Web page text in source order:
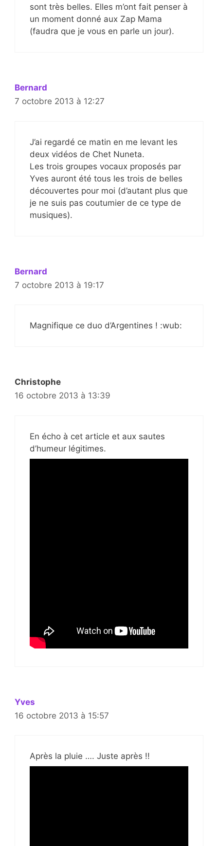
sont très belles. Elles m’ont fait penser à
un moment donné aux Zap Mama
(faudra que je vous en parle un jour).
Bernard
7 octobre 2013 à 12:27
J’ai regardé ce matin en me levant les
deux vidéos de Chet Nuneta.
Les trois groupes vocaux proposés par
Yves auront été tous les trois de belles
découvertes pour moi (d’autant plus que
je ne suis pas coutumier de ce type de
musiques).
Bernard
7 octobre 2013 à 19:17
Magnifique ce duo d’Argentines ! :wub:
Christophe
16 octobre 2013 à 13:39
En écho à cet article et aux sautes
d’humeur légitimes.
Yves
16 octobre 2013 à 15:57
Après la pluie …. Juste après !!